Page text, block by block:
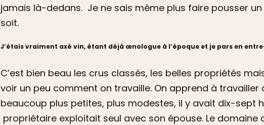
jamais là-dedans. Je ne sais même plus faire pousser
soit.
J’étais vraiment axé vin, étant déjà œnologue à l’époque et je pars en
C’est bien beau les crus classés, les belles propriétés
voir un peu comment on travaille. On apprend à travailler
beaucoup plus petites, plus modestes, il y avait dix-sept
propriétaire exploitait seul avec son épouse. Le